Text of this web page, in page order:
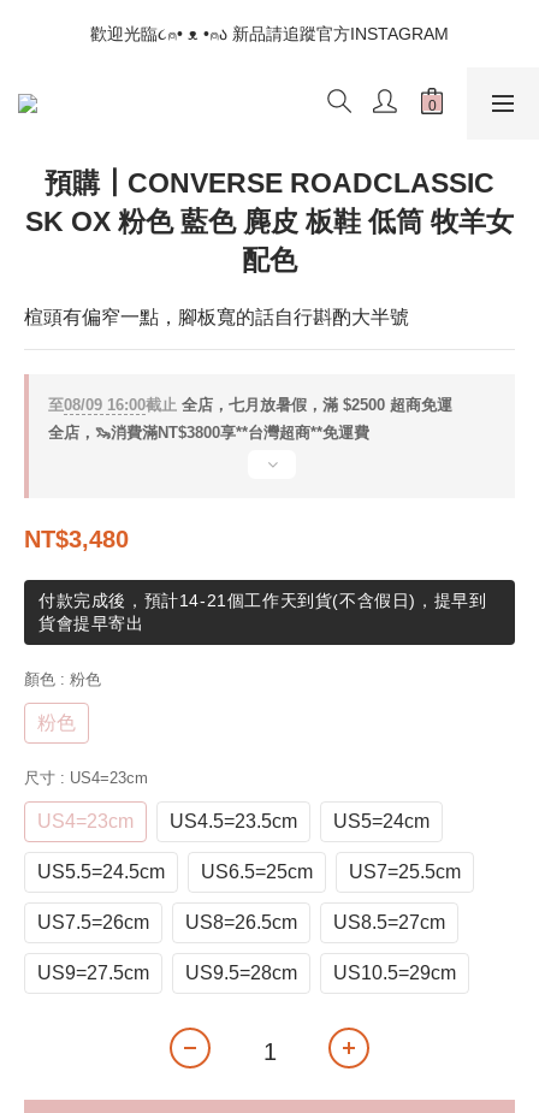
📣如果遇到結帳沒有反應，請另開瀏覽器 (不要直接從ig連結網站
下單)
歡迎光臨૮⍝• ᴥ •⍝ა 新品請追蹤官方INSTAGRAM
📣如果遇到結帳沒有反應，請另開瀏覽器 (不要直接從ig連結網站
預購┃CONVERSE ROADCLASSIC
SK OX 粉色 藍色 麂皮 板鞋 低筒 牧羊女
配色
楦頭有偏窄一點，腳板寬的話自行斟酌大半號
至08/09 16:00截止 全店，七月放暑假，滿 $2500 超商免運
全店，🦦消費滿NT$3800享**台灣超商**免運費
NT$3,480
付款完成後，預計14-21個工作天到貨(不含假日)，提早到
貨會提早寄出
顏色 : 粉色
粉色
尺寸 : US4=23cm
US4=23cm US4.5=23.5cm US5=24cm
US5.5=24.5cm US6.5=25cm US7=25.5cm
US7.5=26cm US8=26.5cm US8.5=27cm
US9=27.5cm US9.5=28cm US10.5=29cm